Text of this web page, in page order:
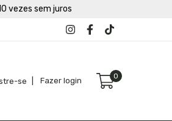
vezes sem juros
se Fazer login
0